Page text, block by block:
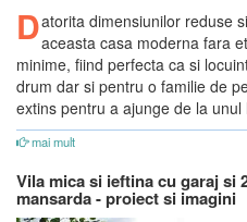
Datorita dimensiunilor reduse
aceasta casa moderna fara
minime, fiind perfecta ca si
drum dar si pentru o familie de
extins pentru a ajunge de la
mai mult
Vila mica si ieftina cu garaj si
mansarda - proiect si imagini